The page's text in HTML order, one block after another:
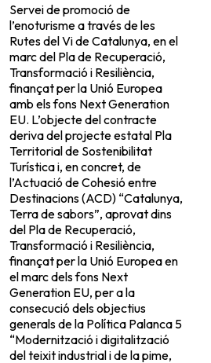
Servei de promoció de
l’enoturisme a través de les
Rutes del Vi de Catalunya, en el
marc del Pla de Recuperació,
Transformació i Resiliència,
finançat per la Unió Europea
amb els fons Next Generation
EU. L’objecte del contracte
deriva del projecte estatal Pla
Territorial de Sostenibilitat
Turística i, en concret, de
l’Actuació de Cohesió entre
Destinacions (ACD) “Catalunya,
Terra de sabors”, aprovat dins
del Pla de Recuperació,
Transformació i Resiliència,
finançat per la Unió Europea en
el marc dels fons Next
Generation EU, per a la
consecució dels objectius
generals de la Política Palanca 5
“Modernització i digitalització
del teixit industrial i de la pime,